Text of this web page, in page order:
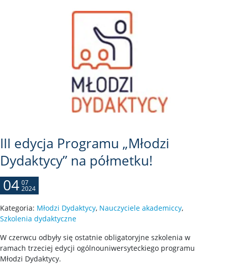
III edycja Programu „Młodzi
Dydaktycy” na półmetku!
04 07
2024
Kategoria: Młodzi Dydaktycy, Nauczyciele akademiccy,
Szkolenia dydaktyczne
W czerwcu odbyły się ostatnie obligatoryjne szkolenia w
ramach trzeciej edycji ogólnouniwersyteckiego programu
Młodzi Dydaktycy.